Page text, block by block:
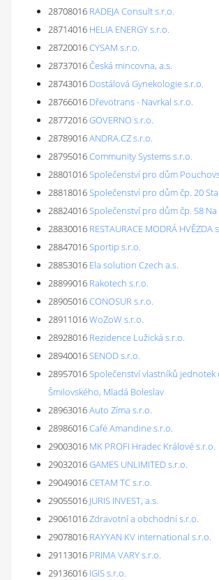
28708016 RADEJA Consult s.r.o.
28714016 HELIA ENERGY s.r.o.
28720016CYSAM s.r.o.
28737016Česká mincovna, a.s.
28743016 Dostálová Gynekologie s.r.o.
28766016 Dřevotrans - Navrkal s.r.o.
28772016GOVERNO s.r.o.
28789016ANDRA.CZ s.r.o.
28795016Community Systems s.r.o.
28801016Společenství pro dům
28818016Společenství pro dům čp. 20
28824016Společenství pro dům čp. 58
28830016 RESTAURACE MODRÁ HVĚZDA
28847016Sportip s.r.o.
28853016 Ela solution Czech a.s.
28899016 Rakotech s.r.o.
28905016CONOSUR s.r.o.
28911016WoZoW s.r.o.
28928016 Rezidence Lužická s.r.o.
28940016SENOD s.r.o.
28957016Společenství vlastníků jednotek
Šmilovského, Mladá Boleslav
28963016Auto Zíma s.r.o.
28986016Café Amandine s.r.o.
29003016 MK PROFI Hradec Králové s.r.o.
29032016GAMES UNLIMITED s.r.o.
29049016CETAM TC s.r.o.
29055016 JURIS INVEST, a.s.
29061016Zdravotní a obchodní s.r.o.
29078016 RAYYAN KV international s.r.o.
29113016 PRIMA VARY s.r.o.
29136016 IGIS s.r.o.